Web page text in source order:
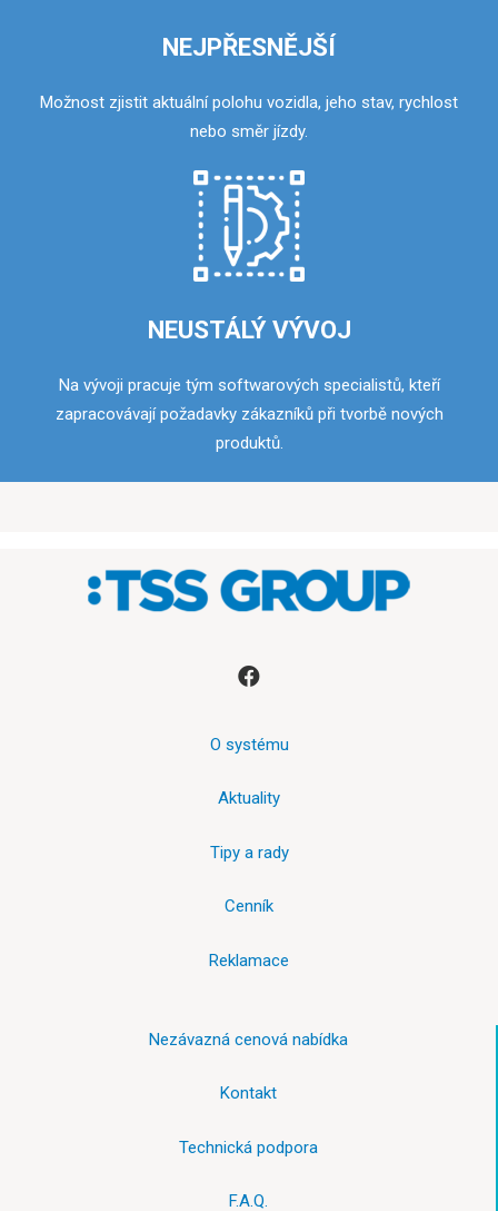
NEJPŘESNĚJŠÍ
Možnost zjistit aktuální polohu vozidla, jeho stav, rychlost
nebo směr jízdy.
NEUSTÁLÝ VÝVOJ
Na vývoji pracuje tým softwarových specialistů, kteří
zapracovávají požadavky zákazníků při tvorbě nových
produktů.
O systému
Aktuality
Tipy a rady
Cenník
Reklamace
Nezávazná cenová nabídka
Kontakt
Technická podpora
F.A.Q.